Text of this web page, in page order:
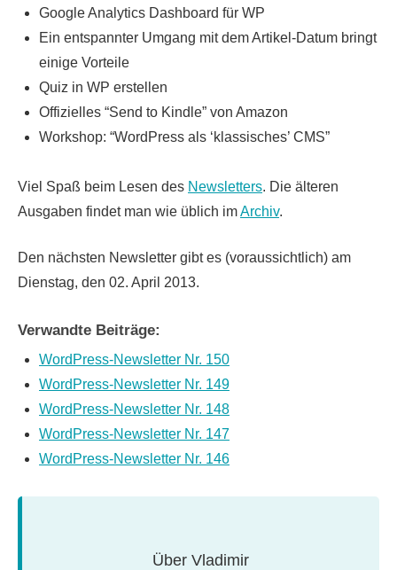
Google Analytics Dashboard für WP
Ein entspannter Umgang mit dem Artikel-Datum bringt
einige Vorteile
Quiz in WP erstellen
Offizielles “Send to Kindle” von Amazon
Workshop: “WordPress als ‘klassisches’ CMS”
Viel Spaß beim Lesen des Newsletters. Die älteren
Ausgaben findet man wie üblich imArchiv.
Den nächsten Newsletter gibt es (voraussichtlich) am
Dienstag, den 02. April 2013.
Verwandte Beiträge:
WordPress-Newsletter Nr. 150
WordPress-Newsletter Nr. 149
WordPress-Newsletter Nr. 148
WordPress-Newsletter Nr. 147
WordPress-Newsletter Nr. 146
Über Vladimir